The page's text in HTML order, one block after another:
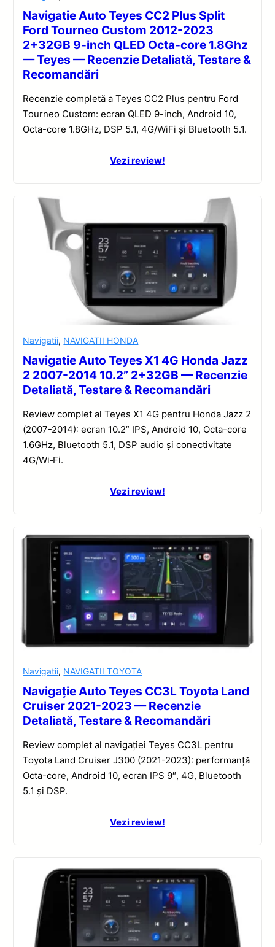
Navigatie Auto Teyes CC2 Plus Split
Ford Tourneo Custom 2012-2023
2+32GB 9-inch QLED Octa-core 1.8Ghz
— Teyes — Recenzie Detaliată, Testare &
Recomandări
Recenzie completă a Teyes CC2 Plus pentru Ford
Tourneo Custom: ecran QLED 9-inch, Android 10,
Octa-core 1.8GHz, DSP 5.1, 4G/WiFi și Bluetooth 5.1.
Vezi review!
Navigatii, NAVIGATII HONDA
Navigatie Auto Teyes X1 4G Honda Jazz
2 2007-2014 10.2” 2+32GB — Recenzie
Detaliată, Testare & Recomandări
Review complet al Teyes X1 4G pentru Honda Jazz 2
(2007-2014): ecran 10.2” IPS, Android 10, Octa-core
1.6GHz, Bluetooth 5.1, DSP audio și conectivitate
4G/Wi‑Fi.
Vezi review!
Navigatii, NAVIGATII TOYOTA
Navigație Auto Teyes CC3L Toyota Land
Cruiser 2021-2023 — Recenzie
Detaliată, Testare & Recomandări
Review complet al navigației Teyes CC3L pentru
Toyota Land Cruiser J300 (2021-2023): performanță
Octa-core, Android 10, ecran IPS 9″, 4G, Bluetooth
5.1 și DSP.
Vezi review!